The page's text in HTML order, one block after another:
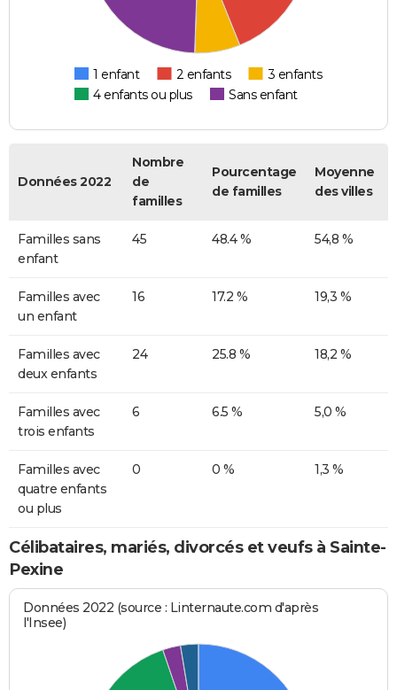
1 enfant 2 enfants
3 enfants
4 enfants ou plus
Sans enfant
Données 2022
Nombre
de
familles
Pourcentage
de familles
Moyenne
des villes
Familles sans
enfant
45 48.4 % 54,8 %
Familles avec
un enfant
16 17.2 % 19,3 %
Familles avec
deux enfants
24 25.8 % 18,2 %
Familles avec
trois enfants
6 6.5 % 5,0 %
Familles avec
quatre enfants
ou plus
0 0 % 1,3 %
Célibataires, mariés, divorcés et veufs à Sainte-
Pexine
Données 2022 (source : Linternaute.com d'après
l'Insee)